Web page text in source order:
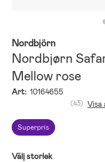
Nordbjörn
Nordbjørn
Mellow rose
Art: 10164655
Superpris
(43) Visa
Välj storlek